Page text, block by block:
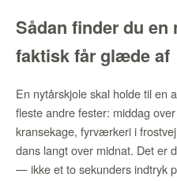
Sådan finder du en
faktisk får glæde af
En nytårskjole skal holde til en
fleste andre fester: middag
kransekage, fyrværkeri i
dans langt over midnat. Det er
— ikke et to sekunders indtryk